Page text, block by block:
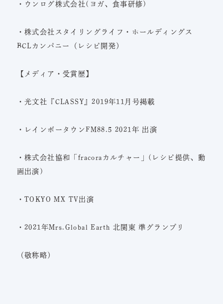
・ウンログ株式会社(ヨガ、食事研修)
・株式会社スタイリングライフ・ホールディングス
BCLカンパニー（レシピ開発）
【メディア・受賞歴】
・光文社『CLASSY』2019年11月号掲載
・レインボータウンFM88.5 2021年 出演
・株式会社協和「fracoraカルチャー」(レシピ提供、動
画出演)
・TOKYO MX TV出演
・2021年Mrs.Global Earth 北関東 準グランプリ
（敬称略）